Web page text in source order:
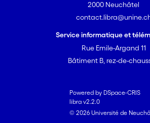
2000 Neuchâtel
Service informatique et
Rue Emile-Argand 11
Bâtiment B, rez-de-
Powered by DSpace-CRIS
libra v2.2.0
© 2026 Université de